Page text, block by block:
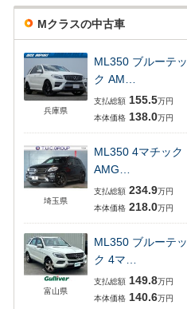
Mクラスの中古車
兵庫県
ML350 ブルーテッ
ク AM…
支払総額 155.5万円
本体価格 138.0万円
埼玉県
ML350 4マチック
AMG…
支払総額 234.9万円
本体価格 218.0万円
富山県
ML350 ブルーテッ
ク 4マ…
支払総額 149.8万円
本体価格 140.6万円